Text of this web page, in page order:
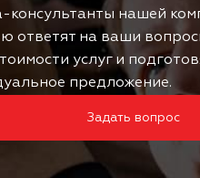
консультанты нашей
ответят на ваши
услуг и
предложение.
Задать вопрос